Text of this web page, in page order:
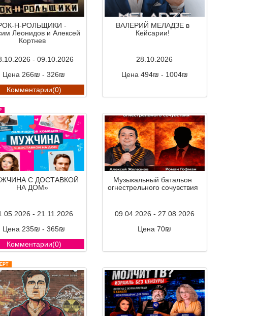
Н-РОЛЬЩИКИ -
Леонидов и Алексей
Кортнев
- 09.10.2026
Цена 266₪ - 326₪
Комментарии(0)
ВАЛЕРИЙ МЕЛАДЗЕ в
Кейсарии!
28.10.2026
Цена 494₪ - 1004₪
С ДОСТАВКОЙ
НА ДОМ»
- 21.11.2026
Цена 235₪ - 365₪
Комментарии(0)
Музыкальный батальон
огнестрельного сочувствия
09.04.2026 - 27.08.2026
Цена 70₪